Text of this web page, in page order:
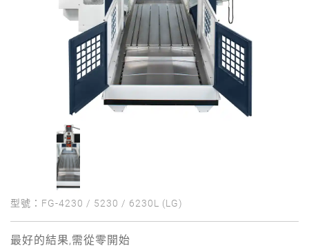
型號：FG-4230 / 5230 / 6230L (LG)
最好的結果,需從零開始